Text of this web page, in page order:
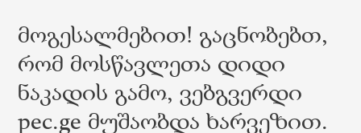
მოგესალმებით! გაცნობებთ,
რომ მოსწავლეთა დიდი
ნაკადის გამო, ვებგვერდი
pec.ge მუშაობდა ხარვეზით.